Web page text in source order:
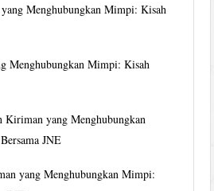
Menghubungkan Mimpi: Kisah
Menghubungkan Mimpi: Kisah
Kiriman yang Menghubungkan
JNE
yang Menghubungkan Mimpi: